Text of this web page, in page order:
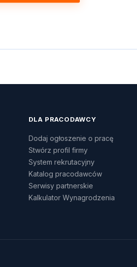
DLA PRACODAWCY
Dodaj ogłoszenie o pracę
Stwórz profil firmy
System rekrutacyjny
Katalog pracodawców
Serwisy partnerskie
Kalkulator Wynagrodzenia